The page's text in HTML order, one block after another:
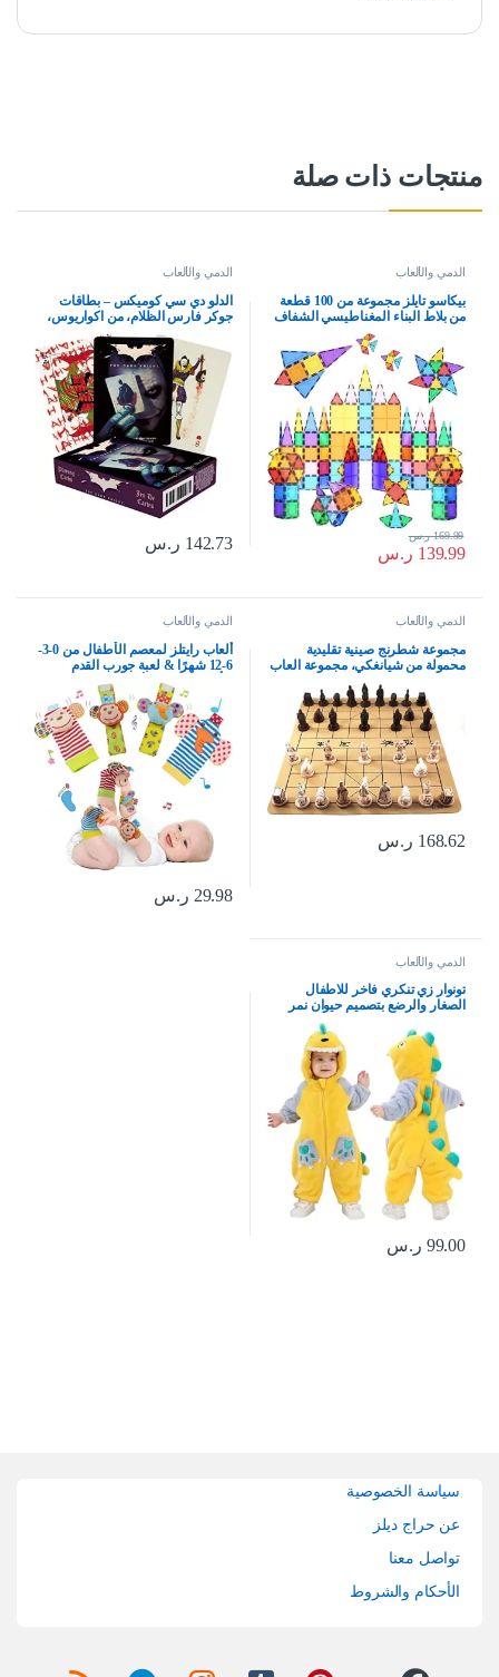
منتجات ذات صلة
الدمي والألعاب
بيكاسو تايلز مجموعة من 100 قطعة
من بلاط البناء المغناطيسي الشفاف
ثلاثي الابعاد من 100 قطعة، الواح بناء
ابداعية تفوق الخيال، ملهمة، ترفيهية،
تعليمية تقليدية، بلاستيك
139.99 ر.س
169.99 ر.س
الدمي والألعاب
الدلو دي سي كوميكس – بطاقات
جوكر فارس الظلام، من اكواريوس،
142.73 ر.س
الدمي والألعاب
مجموعة شطرنج صينية تقليدية
محمولة من شيانغكي، مجموعة العاب
لوحية للسفر مع قطع شطرنج من
الراتنج ولوح شطرنج جلدي
168.62 ر.س
الدمي والألعاب
ألعاب رايتلز لمعصم الأطفال من 0-3-
6-12 شهرًا & لعبة جورب القدم
للأطفال الرضع، ألعاب ناعمة لحديثي
الولادة للأطفال الرضع أو البنات،
القرد، الفيل، 4 قطع
29.98 ر.س
الدمي والألعاب
تونوار زي تنكري فاخر للاطفال
الصغار والرضع بتصميم حيوان نمر
سنوات)، فلانيل
99.00 ر.س
سياسة الخصوصية
عن حراج ديلز
تواصل معنا
الأحكام والشروط